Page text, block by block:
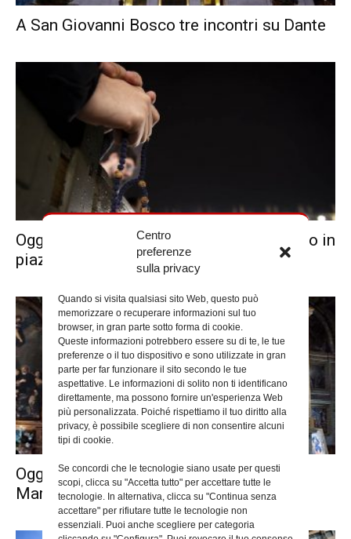
Centro
preferenze
sulla privacy
Quando si visita qualsiasi sito Web, questo può
memorizzare o recuperare informazioni sul tuo
browser, in gran parte sotto forma di cookie.
Queste informazioni potrebbero essere su di te, le tue
preferenze o il tuo dispositivo e sono utilizzate in gran
parte per far funzionare il sito secondo le tue
aspettative. Le informazioni di solito non ti identificano
direttamente, ma possono fornire un'esperienza Web
più personalizzata. Poiché rispettiamo il tuo diritto alla
privacy, è possibile scegliere di non consentire alcuni
tipi di cookie.
Se concordi che le tecnologie siano usate per questi
scopi, clicca su "Accetta tutto" per accettare tutte le
tecnologie. In alternativa, clicca su "Continua senza
accettare" per rifiutare tutte le tecnologie non
essenziali. Puoi anche scegliere per categoria
A San Giovanni Bosco tre incontri su Dante
Oggi il cardinale Reina presiede il Rosario in
piazza San Pietro
Oggi la Messa del cardinale Reina a San
Marcello al Corso